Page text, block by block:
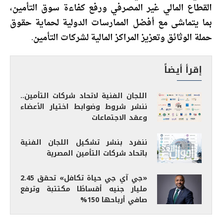
القطاع المالي غير المصرفي ورفع كفاءة سوق التأمين،
بما يتماشى مع أفضل الممارسات الدولية لحماية حقوق
حملة الوثائق وتعزيز المراكز المالية لشركات التأمين.
إقرأ أيضاً
اللجان الفنية لاتحاد شركات التأمين..
ننشر شروط وضوابط اختيار الأعضاء
وعقد الاجتماعات
ننفرد بنشر تشكيل اللجان الفنية
باتحاد شركات التأمين المصرية
«جي آي جي حياة تكافل» تحقق 2.45
مليار جنيه أقساطًا مكتتبة وترفع
صافي أرباحها 150%